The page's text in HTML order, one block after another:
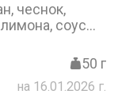
чеснок,
соус
50 г
на 16.01.2026 г.